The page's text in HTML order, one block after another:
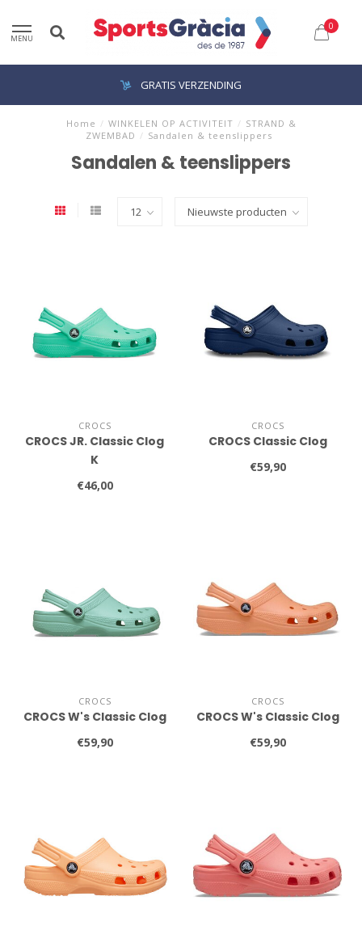
MENU
0
GRATIS VERZENDING
Home / WINKELEN OP ACTIVITEIT / STRAND &
ZWEMBAD / Sandalen & teenslippers
Sandalen & teenslippers
CROCS
CROCS JR. Classic Clog
K
€46,00
CROCS
CROCS Classic Clog
€59,90
CROCS
CROCS W's Classic Clog
€59,90
CROCS
CROCS W's Classic Clog
€59,90